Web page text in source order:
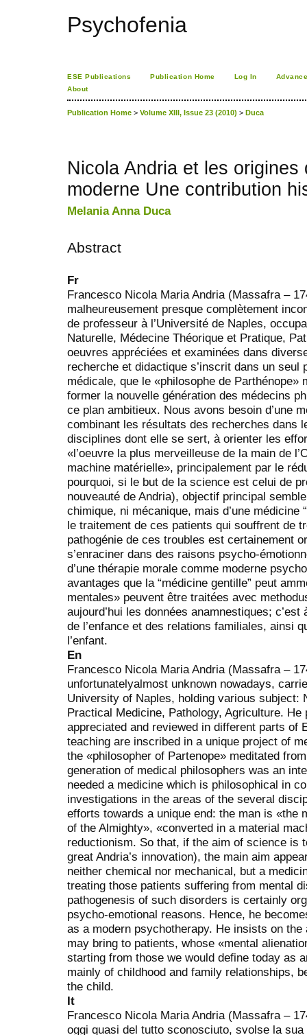
Psychofenia
ESE Publications Publication Home Log In
About
Publication Home > Volume XIII, Issue 23 (2010) > Duca
Nicola Andria et les origines
moderne Une contribution
Melania Anna Duca
Abstract
Fr
Francesco Nicola Maria Andria (Massafra –
malheureusement presque complètement
de professeur à l’Université de Naples,
Naturelle, Médecine Théorique et Pratique,
oeuvres appréciées et examinées dans
recherche et didactique s’inscrit dans un
médicale, que le «philosophe de Parthénope»
former la nouvelle génération des médecins
ce plan ambitieux. Nous avons besoin d’une
combinant les résultats des recherches dans
disciplines dont elle se sert, à orienter les
«l’oeuvre la plus merveilleuse de la main de
machine matérielle», principalement par le
pourquoi, si le but de la science est celui de
nouveauté de Andria), objectif principal
chimique, ni mécanique, mais d’une médicine
le traitement de ces patients qui souffrent de
pathogénie de ces troubles est certainement
s’enraciner dans des raisons psycho-
d’une thérapie morale comme moderne
avantages que la “médicine gentille” peut
mentales» peuvent être traitées avec
aujourd’hui les données anamnestiques;
de l’enfance et des relations familiales, ainsi
l’enfant.
En
Francesco Nicola Maria Andria (Massafra –
unfortunatelyalmost unknown nowadays,
University of Naples, holding various subject:
Practical Medicine, Pathology, Agriculture.
appreciated and reviewed in different parts of
teaching are inscribed in a unique project of
the «philosopher of Partenope» meditated
generation of medical philosophers was an
needed a medicine which is philosophical in
investigations in the areas of the several
efforts towards a unique end: the man is «the
of the Almighty», «converted in a material
reductionism. So that, if the aim of science is
great Andria’s innovation), the main aim
neither chemical nor mechanical, but a
treating those patients suffering from mental
pathogenesis of such disorders is certainly
psycho-emotional reasons. Hence, he
as a modern psychotherapy. He insists on the
may bring to patients, whose «mental
starting from those we would define today as
mainly of childhood and family relationships,
the child.
It
Francesco Nicola Maria Andria (Massafra –
oggi quasi del tutto sconosciuto, svolse la